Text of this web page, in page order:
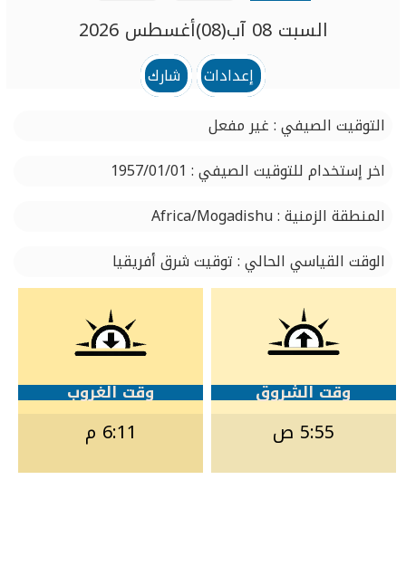
السبت 08 آب(08)أغسطس 2026
إعدادات
شارك
التوقيت الصيفي : غير مفعل
اخر إستخدام للتوقيت الصيفي : 1957/01/01
المنطقة الزمنية : Africa/Mogadishu
الوقت القياسي الحالي : توقيت شرق أفريقيا
وقت الشروق
5:55 ص
وقت الغروب
6:11 م